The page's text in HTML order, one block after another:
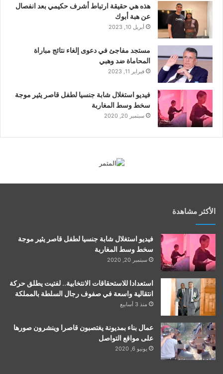
هذه هي حقيقة ارتباط أشرف حكيمي بعد انفصال
عن هبة أبوك
أبريل 10, 2023
مستجد مفاجئ في دعوى إلغاء نتائج مباراة
المحاماة ضد وهبي
فبراير 11, 2023
فيديو استغلال شابة جنسيا لطفل قاصر يثير موجة
سخط وسط المغاربة
سبتمبر 20, 2020
الأكثر مشاهدة
فيديو استغلال شابة جنسيا لطفل قاصر يثير موجة
سخط وسط المغاربة
سبتمبر 20, 2020
استعدادا للاستحقاقات الانتخابية.. لفتيت يطلق حركة
انتقالية واسعة في صفوف رجال السلطة بالمملكة
منذ 3 أسابيع
عمال بناء بمديونة يغتصبون قاصرا وينشرون صورها
على مواقع التواصل
يونيو 6, 2020